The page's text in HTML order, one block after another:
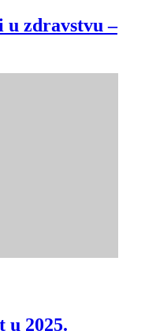
u zdravstvu –
u 2025.